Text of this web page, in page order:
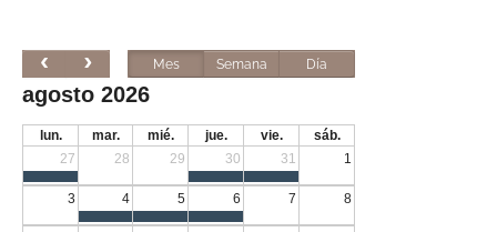
Mes Semana Día
agosto 2026
lun. mar. mié. jue. vie.
sáb.
27
28 29 30 31 1
3 4 5 6 7 8